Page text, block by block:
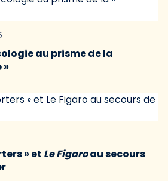
au prisme de la
» et Le Figaroau secours